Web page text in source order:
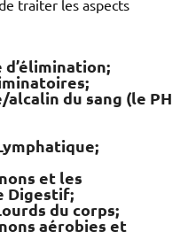
traiter les aspects
du sang (le PH
et les
Digestif;
du corps;
aérobies et